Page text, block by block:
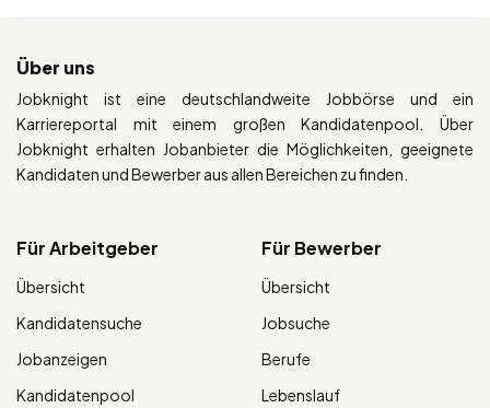
Über uns
Jobknight ist eine deutschlandweite Jobbörse und ein
Karriereportal mit einem großen Kandidatenpool. Über
Jobknight erhalten Jobanbieter die Möglichkeiten, geeignete
Kandidaten und Bewerber aus allen Bereichen zu finden.
Für Arbeitgeber
Übersicht
Kandidatensuche
Jobanzeigen
Kandidatenpool
Für Bewerber
Übersicht
Jobsuche
Berufe
Lebenslauf